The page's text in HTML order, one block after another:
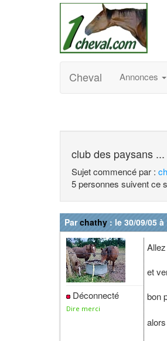
Cheval Annonces
club des paysans ...
Sujet commencé par :
5 personnes suivent ce
Parchathy : le 30/09/05
Déconnecté
Dire merci
et
bon